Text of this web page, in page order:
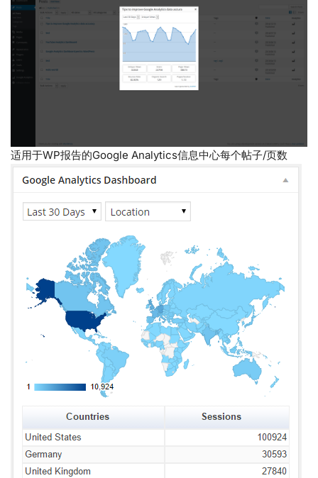
适用于WP报告的Google Analytics信息中心每个帖子/页数